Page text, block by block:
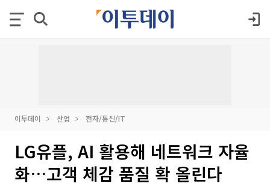
이투데이 산업 전자/통신/IT
LG유플, AI 활용해 네트워크 자율
화…고객 체감 품질 확 올린다